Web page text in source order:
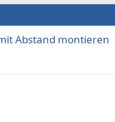
Abstand montieren